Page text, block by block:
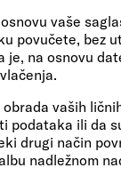
vaše
povučete, bez
je, na osnovu
vaših
podataka ili da
drugi način
nadležnom